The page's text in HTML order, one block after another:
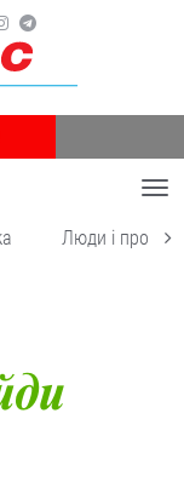
Люди і